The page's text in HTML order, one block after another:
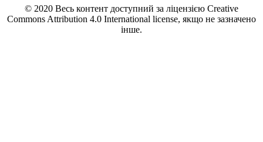
© 2020 Весь контент доступний за ліцензією Creative
Commons Attribution 4.0 International license, якщо не зазначено
інше.